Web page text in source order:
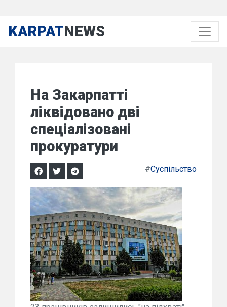
KARPATNEWS
На Закарпатті
ліквідовано дві
спеціалізовані
прокуратури
#Суспільство